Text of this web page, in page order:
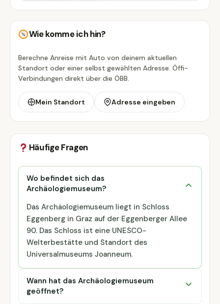
Wie komme ich hin?
Berechne Anreise mit Auto von deinem aktuellen
Standort oder einer selbst gewählten Adresse. Öffi-
Verbindungen direkt über die ÖBB.
Mein Standort Adresse eingeben
Häufige Fragen
Wo befindet sich das
Archäologiemuseum?
Das Archäologiemuseum liegt in Schloss
Eggenberg in Graz auf der Eggenberger Allee
90. Das Schloss ist eine UNESCO-
Welterbestätte und Standort des
Universalmuseums Joanneum.
Wann hat das Archäologiemuseum
geöffnet?